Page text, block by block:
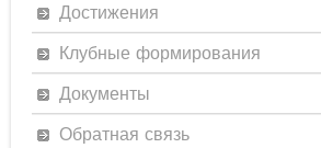
Достижения
Клубные формирования
Документы
Обратная связь